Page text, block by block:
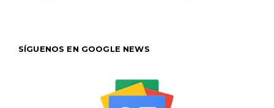
SÍGUENOS EN GOOGLE NEWS